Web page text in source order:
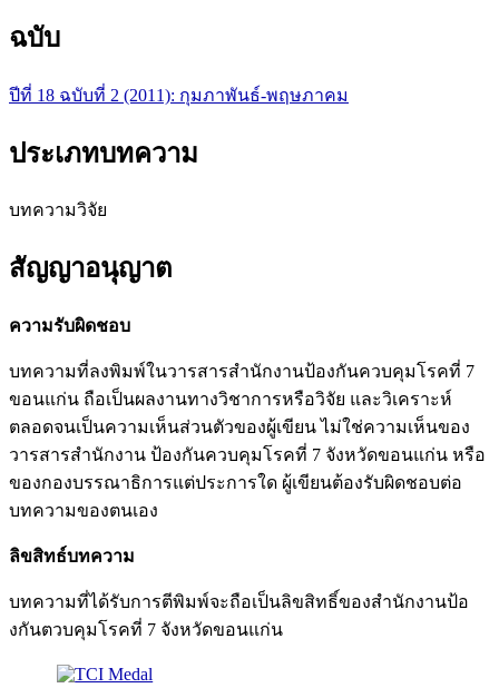
ฉบับ
ปีที่ 18 ฉบับที่ 2 (2011): กุมภาพันธ์-พฤษภาคม
ประเภทบทความ
บทความวิจัย
สัญญาอนุญาต
ความรับผิดชอบ
บทความที่ลงพิมพ์ในวารสารสำนักงานป้องกันควบคุมโรคที่ 7
ขอนแก่น ถือเป็นผลงานทางวิชาการหรือวิจัย และวิเคราะห์
ตลอดจนเป็นความเห็นส่วนตัวของผู้เขียน ไม่ใช่ความเห็นของ
วารสารสำนักงาน ป้องกันควบคุมโรคที่ 7 จังหวัดขอนแก่น หรือ
ของกองบรรณาธิการแต่ประการใด ผู้เขียนต้องรับผิดชอบต่อ
บทความของตนเอง
ลิขสิทธ์บทความ
บทความที่ได้รับการตีพิมพ์จะถือเป็นลิขสิทธิ์ของสำนักงานป้อ
งกันตวบคุมโรคที่ 7 จังหวัดขอนแก่น